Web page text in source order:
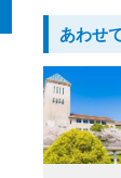
あわせ